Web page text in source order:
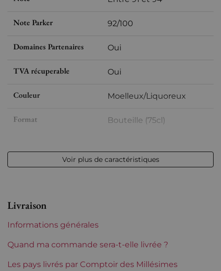
Note Parker 92/100
Domaines Partenaires Oui
TVA récuperable Oui
Couleur Moelleux/Liquoreux
Format Bouteille (75cl)
Volume 12,50 % vol - 75 cl
Etiquette Parfaite
Région Languedoc-Roussillon
Voir plus de caractéristiques
Livraison
Informations générales
Quand ma commande sera-t-elle livrée ?
Les pays livrés par Comptoir des Millésimes